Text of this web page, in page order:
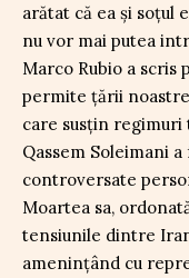
arătat că ea și soțul
nu vor mai putea
Marco Rubio a scris
permite ţării
care susţin regimuri
Qassem Soleimani
controversate
Moartea sa,
tensiunile dintre
amenințând cu